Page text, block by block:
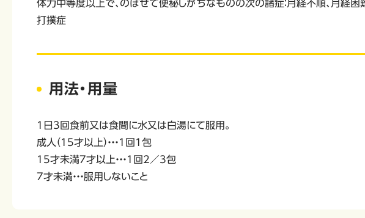
体力中等度以上で、のぼせて便秘しがちなものの次の諸症：月経不順、月経困難
打撲症
用法・用量
1日3回食前又は食間に水又は白湯にて服用。
成人（15才以上）・・・1回1包
15才未満7才以上・・・1回2／3包
7才未満・・・服用しないこと